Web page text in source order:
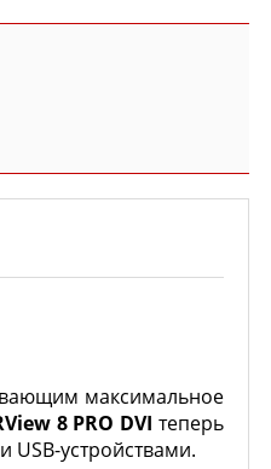
максимальное
8 PRO DVI теперь
устройствами.